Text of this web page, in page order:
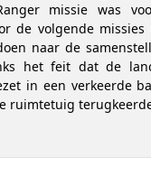
missie was
de volgende
naar de
het feit dat de
in een verkeerde
ruimtetuig